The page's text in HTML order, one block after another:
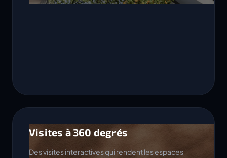
Visites à 360 degrés
Des visites interactives qui rendent les espaces